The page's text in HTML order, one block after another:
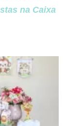
na Caixa